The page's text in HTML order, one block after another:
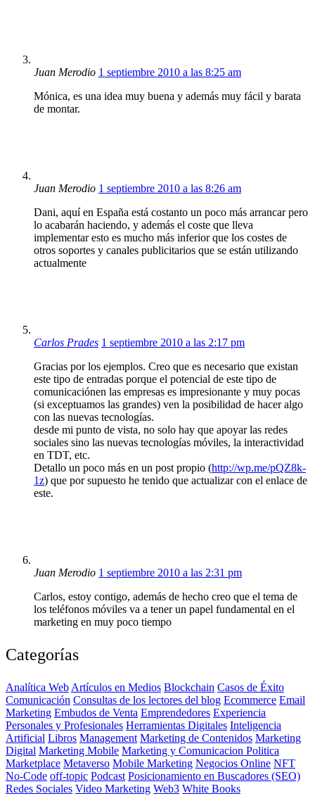
Juan Merodio 1 septiembre 2010 a las 8:25 am
Mónica, es una idea muy buena y además muy fácil y barata
de montar.
Juan Merodio 1 septiembre 2010 a las 8:26 am
Dani, aquí en España está costanto un poco más arrancar pero
lo acabarán haciendo, y además el coste que lleva
implementar esto es mucho más inferior que los costes de
otros soportes y canales publicitarios que se están utilizando
actualmente
Carlos Prades 1 septiembre 2010 a las 2:17 pm
Gracias por los ejemplos. Creo que es necesario que existan
este tipo de entradas porque el potencial de este tipo de
comunicaciónen las empresas es impresionante y muy pocas
(si exceptuamos las grandes) ven la posibilidad de hacer algo
con las nuevas tecnologías.
desde mi punto de vista, no solo hay que apoyar las redes
sociales sino las nuevas tecnologías móviles, la interactividad
en TDT, etc.
Detallo un poco más en un post propio (http://wp.me/pQZ8k-
1z) que por supuesto he tenido que actualizar con el enlace de
este.
Juan Merodio 1 septiembre 2010 a las 2:31 pm
Carlos, estoy contigo, además de hecho creo que el tema de
los teléfonos móviles va a tener un papel fundamental en el
marketing en muy poco tiempo
Categorías
Analítica WebArtículos en Medios Blockchain Casos de Éxito
Comunicación Consultas de los lectores del blog Ecommerce Email
Marketing Embudos de Venta Emprendedores Experiencia
Personales y Profesionales Herramientas Digitales Inteligencia
Artificial Libros Management Marketing de Contenidos Marketing
Digital Marketing Mobile Marketing y Comunicacion Politica
Marketplace Metaverso Mobile Marketing Negocios Online NFT
No-Code off-topic Podcast Posicionamiento en Buscadores (SEO)
Redes Sociales Video Marketing Web3 White Books